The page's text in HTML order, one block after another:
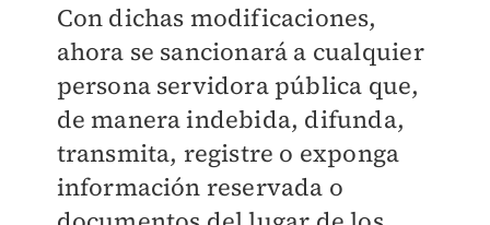
Con dichas modificaciones,
ahora se sancionará a cualquier
persona servidora pública que,
de manera indebida, difunda,
transmita, registre o exponga
información reservada o